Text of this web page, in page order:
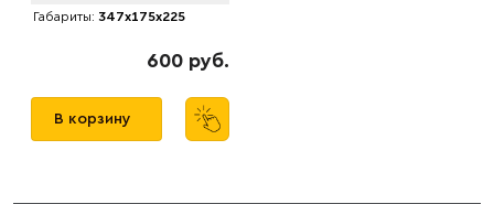
Габариты: 347x175x225
600 руб.
В корзину